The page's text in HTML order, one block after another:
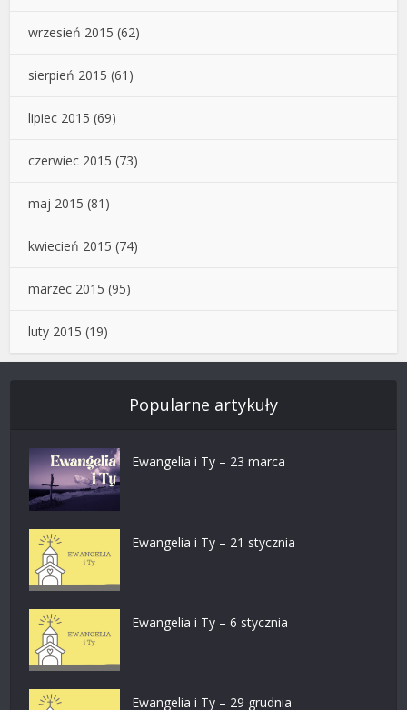
wrzesień 2015 (62)
sierpień 2015 (61)
lipiec 2015 (69)
czerwiec 2015 (73)
maj 2015 (81)
kwiecień 2015 (74)
marzec 2015 (95)
luty 2015 (19)
Popularne artykuły
Ewangelia i Ty – 23 marca
Ewangelia i Ty – 21 stycznia
Ewangelia i Ty – 6 stycznia
Ewangelia i Ty – 29 grudnia